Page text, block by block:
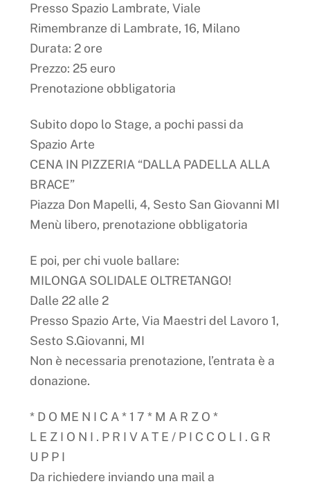
Presso Spazio Lambrate, Viale
Rimembranze di Lambrate, 16, Milano
Durata: 2 ore
Prezzo: 25 euro
Prenotazione obbligatoria
Subito dopo lo Stage, a pochi passi da
Spazio Arte
CENA IN PIZZERIA “DALLA PADELLA ALLA
BRACE”
Piazza Don Mapelli, 4, Sesto San Giovanni MI
Menù libero, prenotazione obbligatoria
E poi, per chi vuole ballare:
MILONGA SOLIDALE OLTRETANGO!
Dalle 22 alle 2
Presso Spazio Arte, Via Maestri del Lavoro 1,
Sesto S.Giovanni, MI
Non è necessaria prenotazione, l’entrata è a
donazione.
* D O ME N I C A * 1 7 * M A R Z O *
L E Z I O N I . P R I V A T E / P I C C O L I . G R
U P P I
Da richiedere inviando una mail a